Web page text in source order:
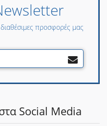
προσφορές μας
Social Media